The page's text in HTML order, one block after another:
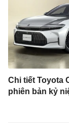
Chi tiết Toyota
phiên bản kỷ